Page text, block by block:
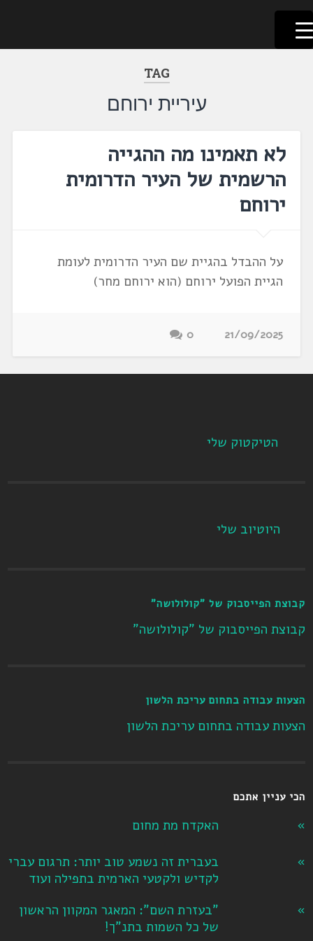
דלג
לתוכן
לשוניאדה
עברית. לשון. שפה
TAG
עיריית ירוחם
לא תאמינו מה ההגייה
הרשמית של העיר הדרומית
ירוחם
על ההבדל בהגיית שם העיר הדרומית לעומת
הגיית הפועל ירוחם (הוא ירוחם מחר)
21/09/2025
0
הטיקטוק שלי
היוטיוב שלי
קבוצת הפייסבוק של "קולולושה"
קבוצת הפייסבוק של "קולולושה"
הצעות עבודה בתחום עריכת הלשון
הצעות עבודה בתחום עריכת הלשון
הכי עניין אתכם
האקדח מת מחום
בעברית זה נשמע טוב יותר: תרגום עברי
לקדיש ולקטעי הארמית בתפילה ועוד
"בעזרת השם": המאגר המקוון הראשון
של כל השמות בתנ"ך!